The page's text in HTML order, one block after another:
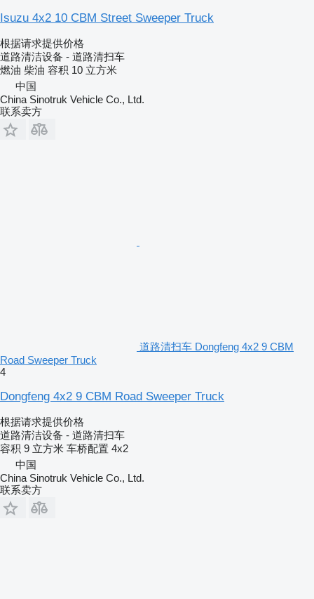
Isuzu 4x2 10 CBM Street Sweeper Truck
根据请求提供价格
道路清洁设备 - 道路清扫车
燃油 柴油 容积 10 立方米
中国
China Sinotruk Vehicle Co., Ltd.
联系卖方
道路清扫车 Dongfeng 4x2 9 CBM
Road Sweeper Truck
4
Dongfeng 4x2 9 CBM Road Sweeper Truck
根据请求提供价格
道路清洁设备 - 道路清扫车
容积 9 立方米 车桥配置 4x2
中国
China Sinotruk Vehicle Co., Ltd.
联系卖方